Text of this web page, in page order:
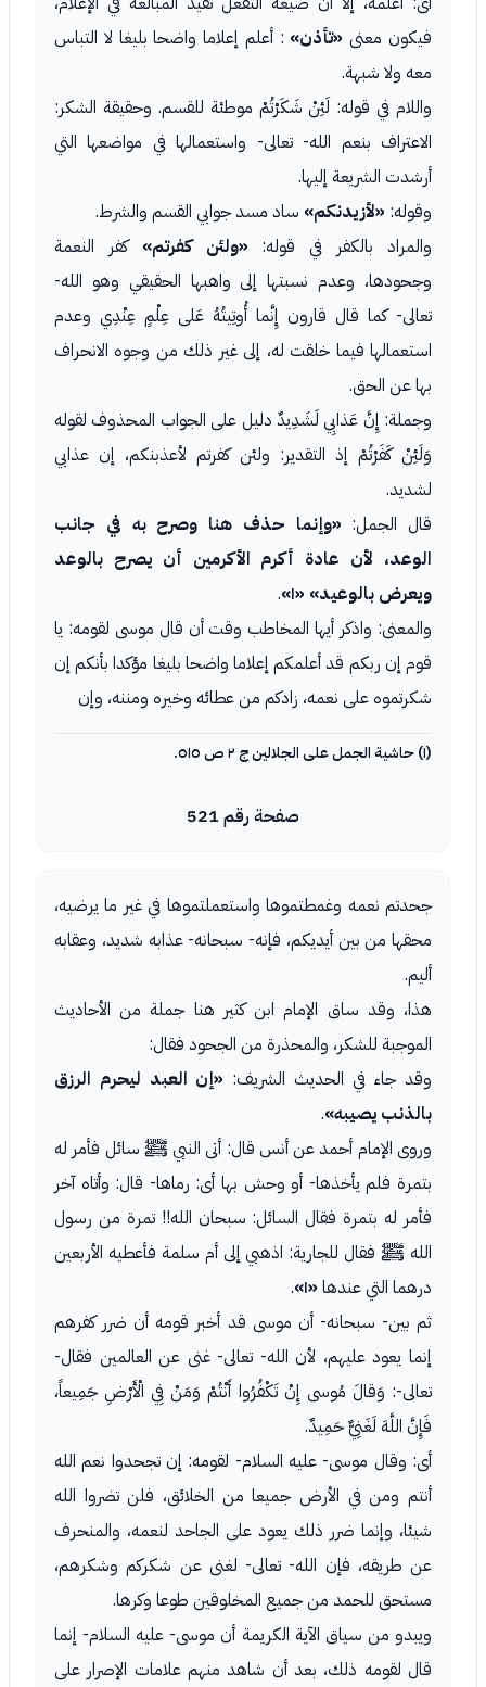
فيكون معنى «تأذن» : أعلم إعلاما واضحا بليغا لا التباس
معه ولا شبهة.
واللام في قوله: لَئِنْ شَكَرْتُمْ موطئة للقسم. وحقيقة الشكر:
الاعتراف بنعم الله- تعالى- واستعمالها في مواضعها التي
أرشدت الشريعة إليها.
وقوله: «لأزيدنكم» ساد مسد جوابي القسم والشرط.
والمراد بالكفر في قوله: «ولئن كفرتم» كفر النعمة
وجحودها، وعدم نسبتها إلى واهبها الحقيقي وهو الله-
تعالى- كما قال قارون إِنَّما أُوتِيتُهُ عَلى عِلْمٍ عِنْدِي وعدم
استعمالها فيما خلقت له، إلى غير ذلك من وجوه الانحراف
بها عن الحق.
وجملة: إِنَّ عَذابِي لَشَدِيدٌ دليل على الجواب المحذوف لقوله
وَلَئِنْ كَفَرْتُمْ إذ التقدير: ولئن كفرتم لأعذبنكم، إن عذابي
لشديد.
قال الجمل: «وإنما حذف هنا وصرح به في جانب
الوعد، لأن عادة أكرم الأكرمين أن يصرح بالوعد
ويعرض بالوعيد» «١» .
والمعنى: واذكر أيها المخاطب وقت أن قال موسى لقومه: يا
قوم إن ربكم قد أعلمكم إعلاما واضحا بليغا مؤكدا بأنكم إن
شكرتموه على نعمه، زادكم من عطائه وخيره ومننه، وإن
(١) حاشية الجمل على الجلالين ج ٢ ص ٥١٥.
صفحة رقم 521
جحدتم نعمه وغمطتموها واستعملتموها في غير ما يرضيه،
محقها من بين أيديكم، فإنه- سبحانه- عذابه شديد، وعقابه
أليم.
هذا، وقد ساق الإمام ابن كثير هنا جملة من الأحاديث
الموجبة للشكر، والمحذرة من الجحود فقال:
وقد جاء في الحديث الشريف: «إن العبد ليحرم الرزق
بالذنب يصيبه».
وروى الإمام أحمد عن أنس قال: أتى النبي ﷺ سائل فأمر له
بتمرة فلم يأخذها- أو وحش بها أى: رماها- قال: وأتاه آخر
فأمر له بتمرة فقال السائل: سبحان الله!! تمرة من رسول
الله ﷺ فقال للجارية: اذهبي إلى أم سلمة فأعطيه الأربعين
درهما التي عندها «١» .
ثم بين- سبحانه- أن موسى قد أخبر قومه أن ضرر كفرهم
إنما يعود عليهم، لأن الله- تعالى- غنى عن العالمين فقال-
تعالى-: وَقالَ مُوسى إِنْ تَكْفُرُوا أَنْتُمْ وَمَنْ فِي الْأَرْضِ جَمِيعاً،
فَإِنَّ اللَّهَ لَغَنِيٌّ حَمِيدٌ.
أى: وقال موسى- عليه السلام- لقومه: إن تجحدوا نعم الله
أنتم ومن في الأرض جميعا من الخلائق، فلن تضروا الله
شيئا، وإنما ضرر ذلك يعود على الجاحد لنعمه، والمنحرف
عن طريقه، فإن الله- تعالى- لغنى عن شكركم وشكرهم،
مستحق للحمد من جميع المخلوقين طوعا وكرها.
ويبدو من سياق الآية الكريمة أن موسى- عليه السلام- إنما
قال لقومه ذلك، بعد أن شاهد منهم علامات الإصرار على